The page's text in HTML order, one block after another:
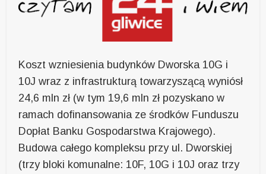
Koszt wzniesienia budynków Dworska 10G i
10J wraz z infrastrukturą towarzyszącą wyniósł
24,6 mln zł (w tym 19,6 mln zł pozyskano w
ramach dofinansowania ze środków Funduszu
Dopłat Banku Gospodarstwa Krajowego).
Budowa całego kompleksu przy ul. Dworskiej
(trzy bloki komunalne: 10F, 10G i 10J oraz trzy